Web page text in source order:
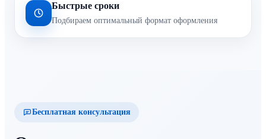
Быстрые сроки
Подбираем оптимальный формат оформления
Бесплатная консультация